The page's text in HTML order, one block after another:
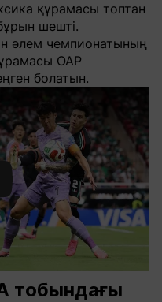
құрамасы топтан
шешті.
әлем чемпионатының
ОАР
болатын.
видео YouTube
А тобындағы